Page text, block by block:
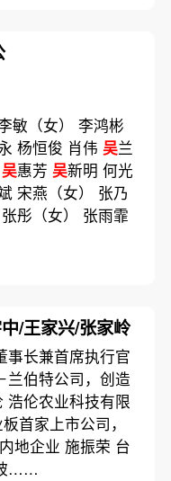
敏（女） 李鸿彬
杨恒俊 肖伟 吴兰
吴惠芳 吴新明 何光
宋燕（女） 张乃
彤（女） 张雨霏
/王家兴/张家岭
长兼首席执行官
兰伯特公司，创造
浩伦农业科技有限
首家上市公司，
地企业 施振荣 台
……